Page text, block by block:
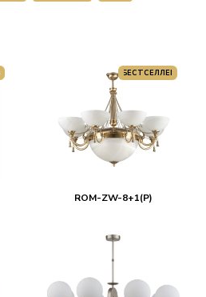
БЕСТСЕЛЛЕР
ROM-ZW-8+1(P)